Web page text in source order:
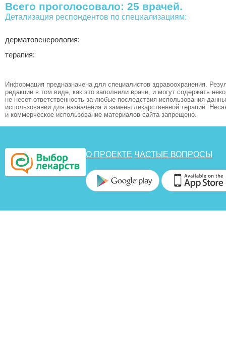
Всего проголосовало: 25 врачей.
Детализация респондентов по специализациям:
дерматовенерология:
терапия:
Информация предназначена для специалистов здравоохранения.
редакции в том виде, как это заполнили врачи, и могут содержать
не несет ответственность за любые последствия использования
использовании для назначения и замены лекарственной терапии.
и коммерческое использование материалов сайта запрещено.
О ПРОЕКТЕ ЧАСТЫЕ ВОПРОСЫ